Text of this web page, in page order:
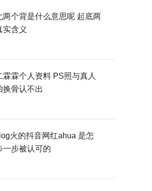
两个背是什么意思呢 起底两
实含义
霖霖个人资料 PS照与真人
换骨认不出
火的抖音网红ahua 是怎
一步被认可的